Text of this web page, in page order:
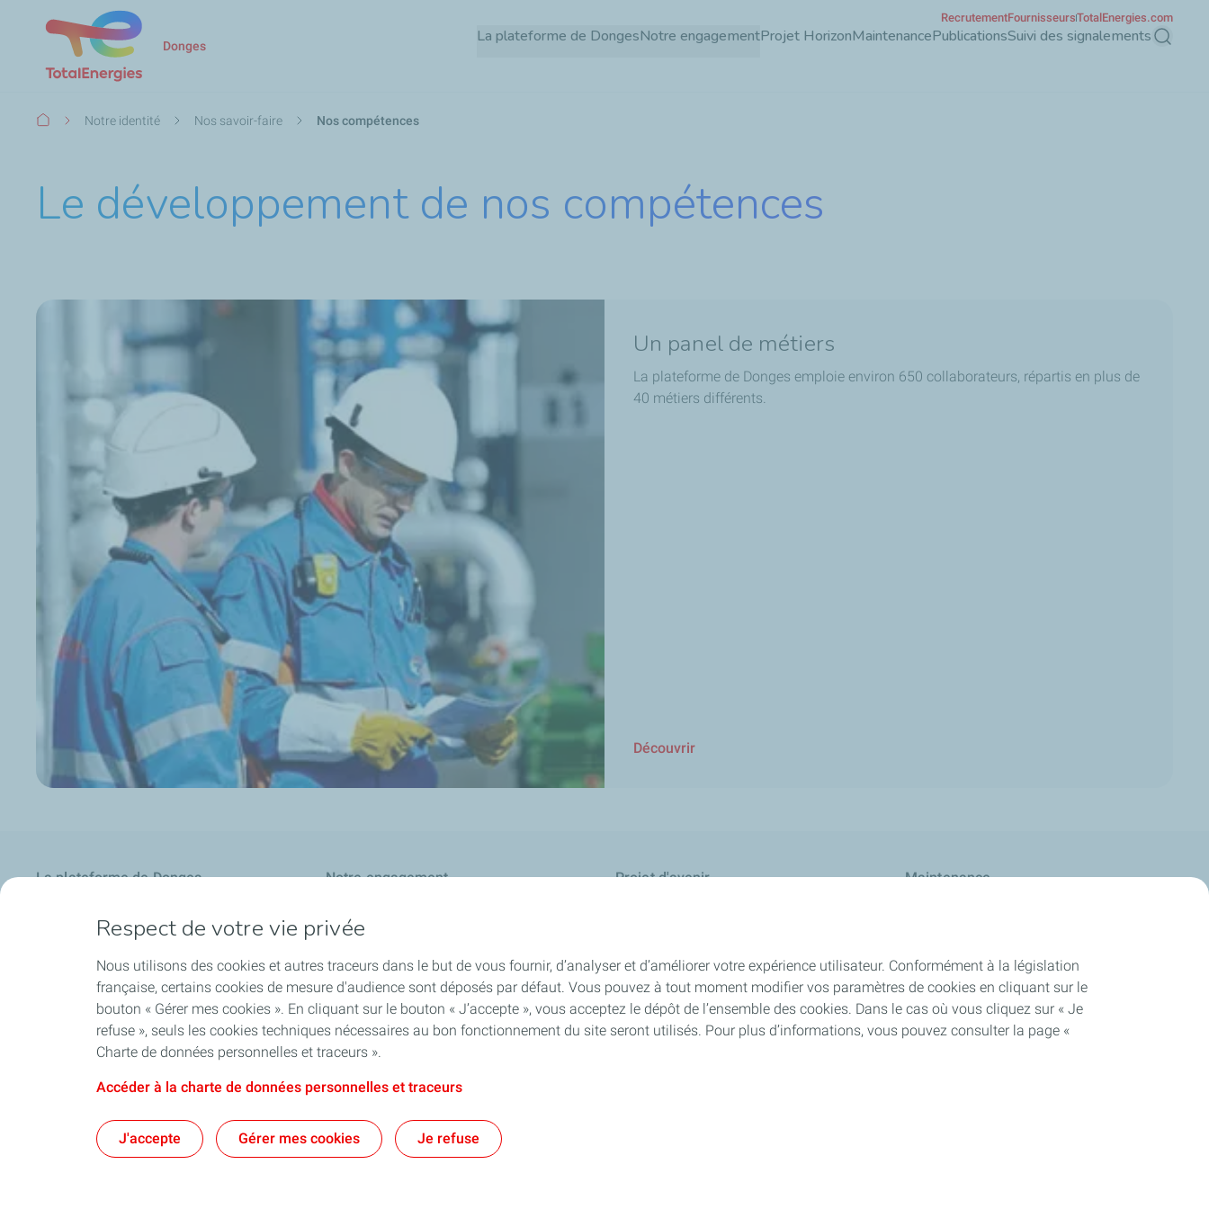
au
Donges La plateforme de DongesNotre engagementProjet HorizonMaintenancePublicationsSuivi des signalements
RecrutementFournisseursTotalEnergies.com
Fil
Notre identité Nos savoir-faire Nos compétences
Le développement de nos compétences
Un panel de métiers
La plateforme de Donges emploie environ 650 collaborateurs, répartis en plus de
40 métiers différents.
Découvrir
La plateforme de Donges
Notre identité
Notre engagement
Nos priorités
Projet d'avenir Maintenance
Publications Suivi des signalements
Mentions légales Données personnelles et cookies
Respect de votre vie privée
Nous utilisons des cookies et autres traceurs dans le but de vous fournir, d’analyser et d’améliorer votre expérience utilisateur. Conformément à la législation
française, certains cookies de mesure d'audience sont déposés par défaut. Vous pouvez à tout moment modifier vos paramètres de cookies en cliquant sur le
bouton « Gérer mes cookies ». En cliquant sur le bouton « J’accepte », vous acceptez le dépôt de l’ensemble des cookies. Dans le cas où vous cliquez sur « Je
refuse », seuls les cookies techniques nécessaires au bon fonctionnement du site seront utilisés. Pour plus d’informations, vous pouvez consulter la page «
Charte de données personnelles et traceurs ».
Accéder à la charte de données personnelles et traceurs
J'accepte Gérer mes cookies Je refuse